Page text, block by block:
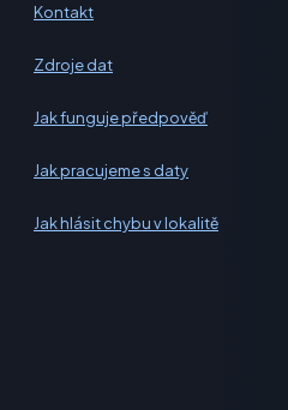
Kontakt
Zdroje dat
Jak funguje předpověď
Jak pracujeme s daty
Jak hlásit chybu v lokalitě